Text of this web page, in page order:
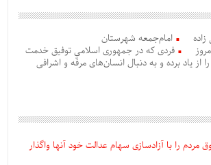
امام‌جمعه شهرستان
فردی که در جمهوری اسلامی توفیق خدمت
از یاد برده و به دنبال انسان‌های مرفّه و اشرافی
را با آزادسازی سهام عدالت خود آنها واگذار